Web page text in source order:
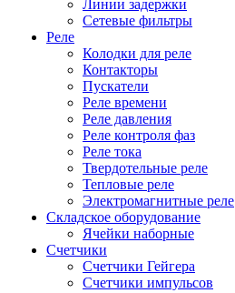
Линии задержки
Сетевые фильтры
Реле
Колодки для реле
Контакторы
Пускатели
Реле времени
Реле давления
Реле контроля фаз
Реле тока
Твердотельные реле
Тепловые реле
Электромагнитные реле
Складское оборудование
Ячейки наборные
Счетчики
Счетчики Гейгера
Счетчики импульсов